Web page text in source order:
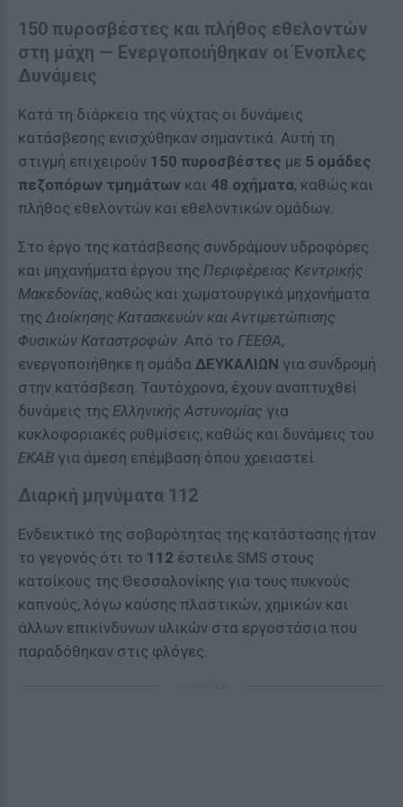
150 πυροσβέστες και πλήθος εθελοντών
στη μάχη — Ενεργοποιήθηκαν οι Ένοπλες
Δυνάμεις
Κατά τη διάρκεια της νύχτας οι δυνάμεις
κατάσβεσης ενισχύθηκαν σημαντικά. Αυτή τη
στιγμή επιχειρούν 150 πυροσβέστες με 5 ομάδες
πεζοπόρων τμημάτων και 48 οχήματα, καθώς και
πλήθος εθελοντών και εθελοντικών ομάδων.
Στο έργο της κατάσβεσης συνδράμουν υδροφόρες
και μηχανήματα έργου της Περιφέρειας Κεντρικής
Μακεδονίας, καθώς και χωματουργικά μηχανήματα
της Διοίκησης Κατασκευών και Αντιμετώπισης
Φυσικών Καταστροφών. Από το ΓΕΕΘΑ,
ενεργοποιήθηκε η ομάδα ΔΕΥΚΑΛΙΩΝ για συνδρομή
στην κατάσβεση. Ταυτόχρονα, έχουν αναπτυχθεί
δυνάμεις της Ελληνικής Αστυνομίας για
κυκλοφοριακές ρυθμίσεις, καθώς και δυνάμεις του
ΕΚΑΒ για άμεση επέμβαση όπου χρειαστεί.
Διαρκή μηνύματα 112
Ενδεικτικό της σοβαρότητας της κατάστασης ήταν
το γεγονός ότι το 112 έστειλε SMS στους
κατοίκους της Θεσσαλονίκης για τους πυκνούς
καπνούς, λόγω καύσης πλαστικών, χημικών και
άλλων επικίνδυνων υλικών στα εργοστάσια που
παραδόθηκαν στις φλόγες.